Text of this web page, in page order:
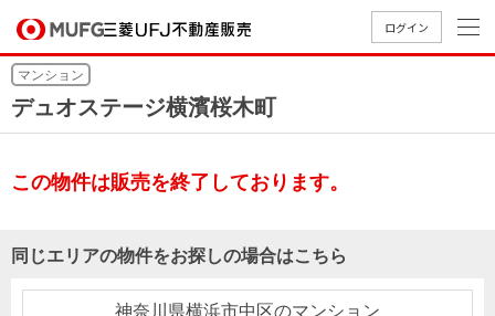
ログイン
買いたいTOP
売りたいTOP
店舗案内TOP
会社情報TOP
採用情報TOP
買いたい
会社情報
マンション
デュオステージ横濱桜木町
この物件は販売を終了しております。
同じエリアの物件をお探しの場合はこちら
神奈川県横浜市中区のマンション